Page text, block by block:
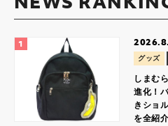
グッズ
しまむ
進化！
きショ
を全紹介